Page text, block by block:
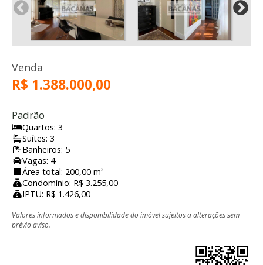
Venda
R$ 1.388.000,00
Padrão
Quartos: 3
Suítes: 3
Banheiros: 5
Vagas: 4
Área total: 200,00 m²
Condomínio: R$ 3.255,00
IPTU: R$ 1.426,00
Valores informados e disponibilidade do imóvel sujeitos a alterações sem
prévio aviso.